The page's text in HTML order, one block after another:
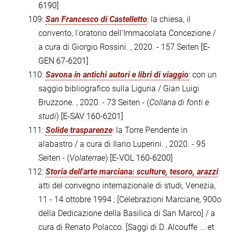
6190]
109: San Francesco di Castelletto: la chiesa, il
convento, l'oratorio dell'Immacolata Concezione /
a cura di Giorgio Rossini. , 2020. - 157 Seiten [E-
GEN 67-6201]
110: Savona in antichi autori e libri di viaggio: con un
saggio bibliografico sulla Liguria / Gian Luigi
Bruzzone. , 2020. - 73 Seiten - (Collana di fonti e
studi) [E-SAV 160-6201]
111: Solide trasparenze: la Torre Pendente in
alabastro / a cura di Ilario Luperini. , 2020. - 95
Seiten - (Volaterrae) [E-VOL 160-6200]
112: Storia dell'arte marciana: sculture, tesoro, arazzi:
atti del convegno internazionale di studi, Venezia,
11 - 14 ottobre 1994 ; [Celebrazioni Marciane, 900o
della Dedicazione della Basilica di San Marco] / a
cura di Renato Polacco. [Saggi di D. Alcouffe ... et